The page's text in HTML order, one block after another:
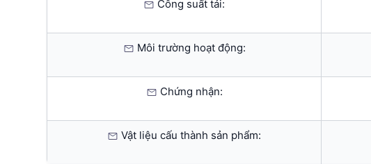
Công suất tải:
Môi trường hoạt động:
Chứng nhận:
Vật liệu cấu thành sản phẩm: